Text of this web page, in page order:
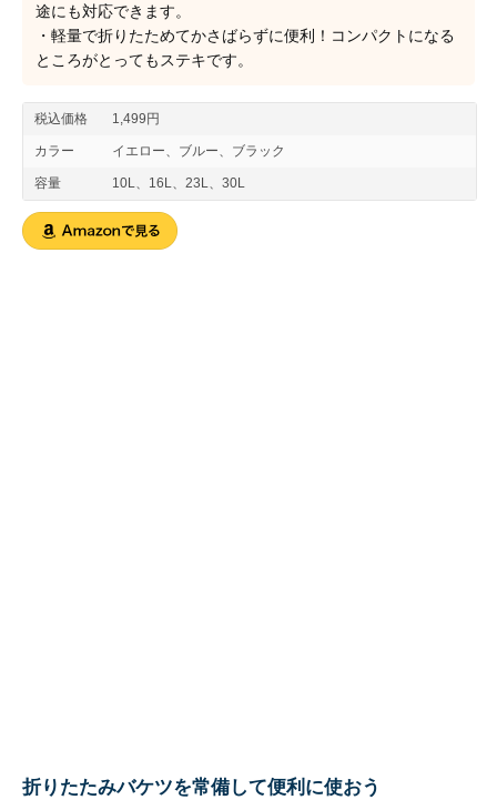
途にも対応できます。
・軽量で折りたためてかさばらずに便利！コンパクトになる
ところがとってもステキです。
税込価格 1,499円
カラー イエロー、ブルー、ブラック
容量 10L、16L、23L、30L
折りたたみバケツを常備して便利に使おう